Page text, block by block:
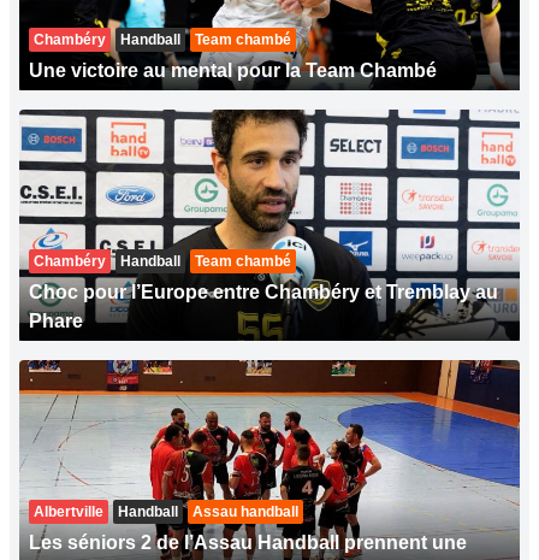
Chambéry Handball Team chambé
Une victoire au mental pour la Team Chambé
Chambéry Handball Team chambé
Choc pour l’Europe entre Chambéry et Tremblay au
Phare
Albertville Handball Assau handball
Les séniors 2 de l’Assau Handball prennent une